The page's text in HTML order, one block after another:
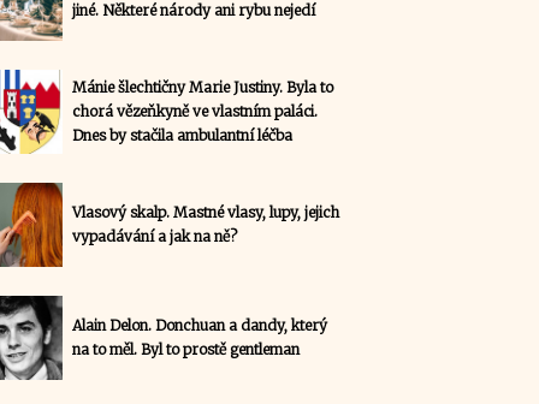
jiné. Některé národy ani rybu nejedí
Mánie šlechtičny Marie Justiny. Byla to
chorá vězeňkyně ve vlastním paláci.
Dnes by stačila ambulantní léčba
Vlasový skalp. Mastné vlasy, lupy, jejich
vypadávání a jak na ně?
Alain Delon. Donchuan a dandy, který
na to měl. Byl to prostě gentleman